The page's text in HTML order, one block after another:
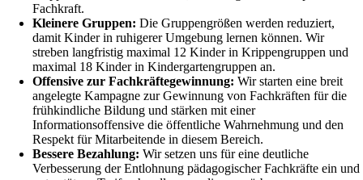
Fachkraft.
Kleinere Gruppen: Die Gruppengrößen werden reduziert,
damit Kinder in ruhigerer Umgebung lernen können. Wir
streben langfristig maximal 12 Kinder in Krippengruppen und
maximal 18 Kinder in Kindergartengruppen an.
Offensive zur Fachkräftegewinnung: Wir starten eine breit
angelegte Kampagne zur Gewinnung von Fachkräften für die
frühkindliche Bildung und stärken mit einer
Informationsoffensive die öffentliche Wahrnehmung und den
Respekt für Mitarbeitende in diesem Bereich.
Bessere Bezahlung: Wir setzen uns für eine deutliche
Verbesserung der Entlohnung pädagogischer Fachkräfte ein und